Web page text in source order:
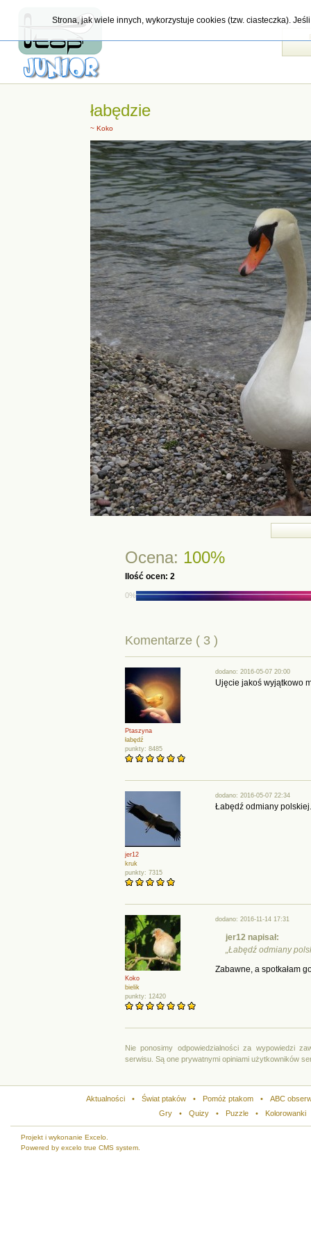
Strona, jak wiele innych, wykorzystuje cookies (tzw. ciasteczka).
łabędzie
~ Koko
Ocena: 100%
Ilość ocen: 2
0%
Komentarze ( 3 )
Ptaszyna
łabędź
punkty: 8485
dodano: 2016-05-07 20:00
Ujęcie jakoś wyjątkowo
jer12
kruk
punkty: 7315
dodano: 2016-05-07 22:34
Łabędź odmiany polskiej.
Koko
bielik
punkty: 12420
dodano: 2016-11-14 17:31
jer12 napisał:
„Łabędź odmiany
Zabawne, a spotkałam
Nie ponosimy odpowiedzialności za wypowiedzi
serwisu. Są one prywatnymi opiniami użytkowników
Aktualności • Świat ptaków • Pomóż ptakom •
ABC
Gry
• Quizy • Puzzle • Kolorowanki
Projekt i wykonanie Excelo.
Powered by excelo true CMS system.